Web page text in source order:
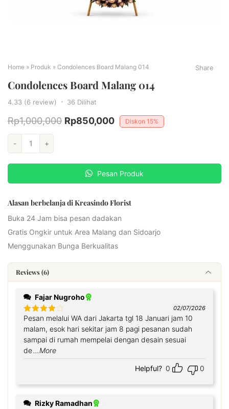
Home » Produk » Condolences Board Malang 014
Condolences Board Malang 014
4.33 (6 review) 36 Dilihat
Rp1,000,000 Rp850,000 Diskon 15%
- +
Pesan Produk
Alasan berbelanja di Kreasindo Florist
Buka 24 Jam bisa pesan dadakan
Gratis Ongkir untuk Area Malang dan Sidoarjo
Menggunakan Bunga Berkualitas
Share
Reviews (6)
Fajar Nugroho
Rated 4
out of 5
02/07/2026
Pesan melalui WA dari Jakarta tgl 18 Januari jam 10
malam, esok hari sekitar jam 8 pagi pesanan sudah
sampai di rumah mempelai dengan desain sesuai
de...More
Helpful? 0 0
Rizky Ramadhan